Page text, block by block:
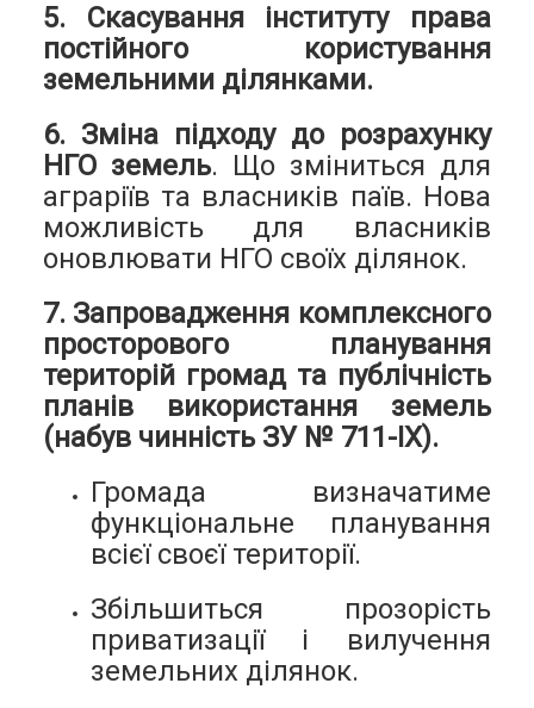
5. Скасування інституту права
постійного користування
земельними ділянками.
6. Зміна підходу до розрахунку
НГО земель. Що зміниться для
аграріїв та власників паїв. Нова
можливість для власників
оновлювати НГО своїх ділянок.
7. Запровадження комплексного
просторового планування
територій громад та публічність
планів використання земель
(набув чинність ЗУ № 711-ІХ).
Громада визначатиме
функціональне планування
всієї своєї території.
Збільшиться прозорість
приватизації і вилучення
земельних ділянок.